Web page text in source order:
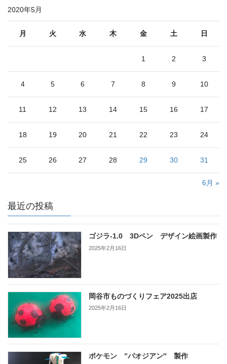
2020年5月
月 火 水 木 金 土 日
1 2 3
4 5 6 7 8 9 10
11 12 13 14 15 16 17
18 19 20 21 22 23 24
25 26 27 28 29 30 31
6月 »
最近の投稿
ゴジラ-1.0 3Dペン デザイン絵画製作
2025年2月16日
岡谷市ものづくりフェア2025出店
2025年2月16日
ポケモン ”パオジアン″ 製作